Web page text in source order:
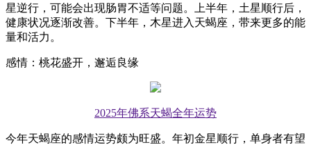
星逆行，可能会出现肠胃不适等问题。上半年，土星顺行后，
健康状况逐渐改善。下半年，木星进入天蝎座，带来更多的能
量和活力。
感情：桃花盛开，邂逅良缘
2025年佛系天蝎全年运势
今年天蝎座的感情运势颇为旺盛。年初金星顺行，单身者有望